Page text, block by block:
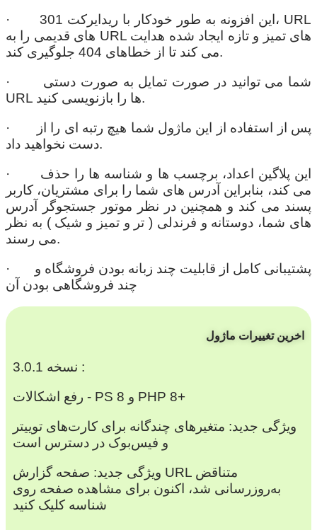
· این افزونه به طور خودکار با ریدایرکت 301، URL
های قدیمی را به URL های تمیز و تازه ایجاد شده هدایت
می کند تا از خطاهای 404 جلوگیری کند.
· شما می توانید در صورت تمایل به صورت دستی
URL ها را بازنویسی کنید.
· پس از استفاده از این ماژول شما هیچ رتبه ای را از
دست نخواهید داد.
· این پلاگین اعداد، برچسب ها و شناسه ها را حذف
می کند، بنابراین آدرس های شما را برای مشتریان، کاربر
پسند می کند و همچنین در نظر موتور جستجوگر آدرس
های شما، دوستانه و فرندلی ( تر و تمیز و شیک ) به نظر
می رسند.
· پشتیبانی کامل از قابلیت چند زبانه بودن فروشگاه و
چند فروشگاهی بودن آن
اخرین تغییرات ماژول
نسخه 3.0.1 :
رفع اشکالات - PS 8 و PHP 8+
ویژگی جدید: متغیرهای چندگانه برای کارت‌های توییتر
و فیس‌بوک در دسترس است
ویژگی جدید: صفحه گزارش URL متناقض
به‌روزرسانی شد، اکنون برای مشاهده صفحه روی
شناسه کلیک کنید